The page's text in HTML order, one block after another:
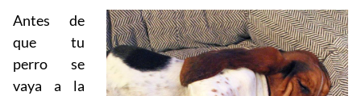
Antes de
que tu
perro se
vaya a la